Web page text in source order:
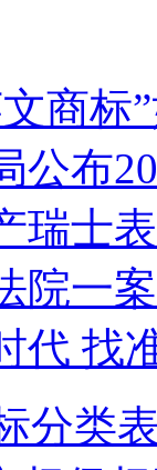
商标
公布
瑞士
院一
代 找
分类